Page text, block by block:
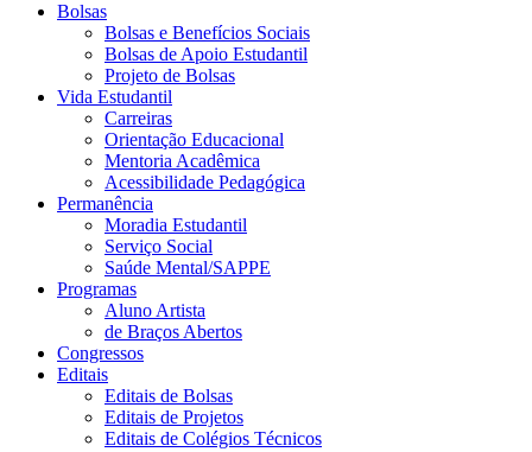
Bolsas
Bolsas e Benefícios Sociais
Bolsas de Apoio Estudantil
Projeto de Bolsas
Vida Estudantil
Carreiras
Orientação Educacional
Mentoria Acadêmica
Acessibilidade Pedagógica
Permanência
Moradia Estudantil
Serviço Social
Saúde Mental/SAPPE
Programas
Aluno Artista
de Braços Abertos
Congressos
Editais
Editais de Bolsas
Editais de Projetos
Editais de Colégios Técnicos